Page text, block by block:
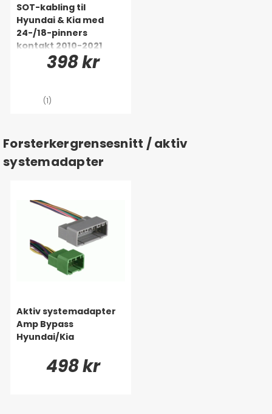
SOT-kabling til
Hyundai & Kia med
24-/18-pinners
kontakt 2010-2021
398 kr
(1)
Forsterkergrensesnitt / aktiv
systemadapter
Aktiv systemadapter
Amp Bypass
Hyundai/Kia
498 kr